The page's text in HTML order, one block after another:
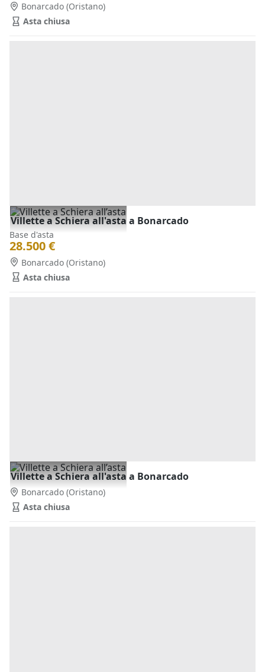
Bonarcado (Oristano)
Asta chiusa
Villette a Schiera all'asta a Bonarcado
Bonarcado (Oristano)
Base d'asta
28.500 €
Asta chiusa
Villette a Schiera all'asta a Bonarcado
Bonarcado (Oristano)
Asta chiusa